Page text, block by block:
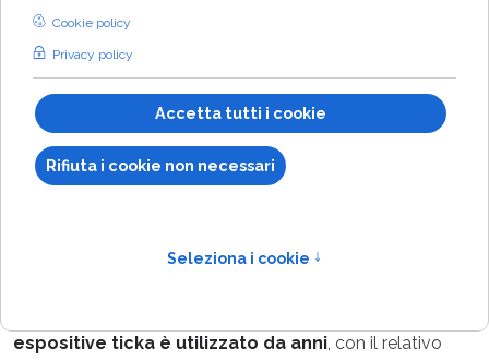
ticka biglietteria
per Manifestazioni
fieristiche ed
espositive
espositive ticka è utilizzato da anni, con il relativo